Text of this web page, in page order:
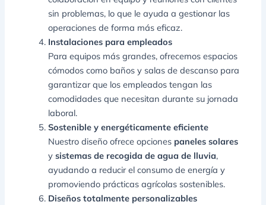
sin problemas, lo que le ayuda a gestionar las
operaciones de forma más eficaz.
Instalaciones para empleados
Para equipos más grandes, ofrecemos espacios
cómodos como baños y salas de descanso para
garantizar que los empleados tengan las
comodidades que necesitan durante su jornada
laboral.
Sostenible y energéticamente eficiente
Nuestro diseño ofrece opciones paneles solares
ysistemas de recogida de agua de lluvia,
ayudando a reducir el consumo de energía y
promoviendo prácticas agrícolas sostenibles.
Diseños totalmente personalizables